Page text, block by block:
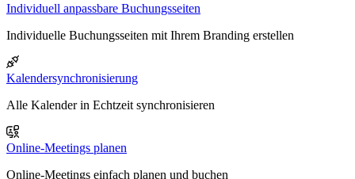
Individuell anpassbare Buchungsseiten
Individuelle Buchungsseiten mit Ihrem Branding erstellen
Kalendersynchronisierung
Alle Kalender in Echtzeit synchronisieren
Online-Meetings planen
Online-Meetings einfach planen und buchen